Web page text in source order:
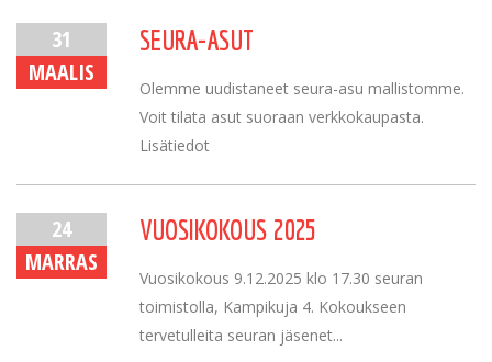
31
MAALIS
SEURA-ASUT
Olemme uudistaneet seura-asu mallistomme.
Voit tilata asut suoraan verkkokaupasta.
Lisätiedot
24
MARRAS
VUOSIKOKOUS 2025
Vuosikokous 9.12.2025 klo 17.30 seuran
toimistolla, Kampikuja 4. Kokoukseen
tervetulleita seuran jäsenet...